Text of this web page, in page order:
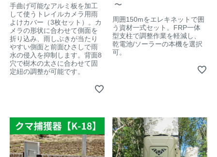
手曲げ可能なアルミ板を加工
して使うトレイルカメラ用雨
よけカバー（3枚セット）。カ
メラの形状に合わせて側面を
折り込み、雨しぶきが当たり
やすい側面と前面ひさしで雨
水の侵入を抑制します。背面8
穴で樹木の太さに合わせて固
定紐の調整が可能です。
〜
周囲150mをエレキネットで囲
う資材一式セット。FRP一体
型支柱で調整作業を軽減し、
乾電池/ソーラーの本機を選択
可。